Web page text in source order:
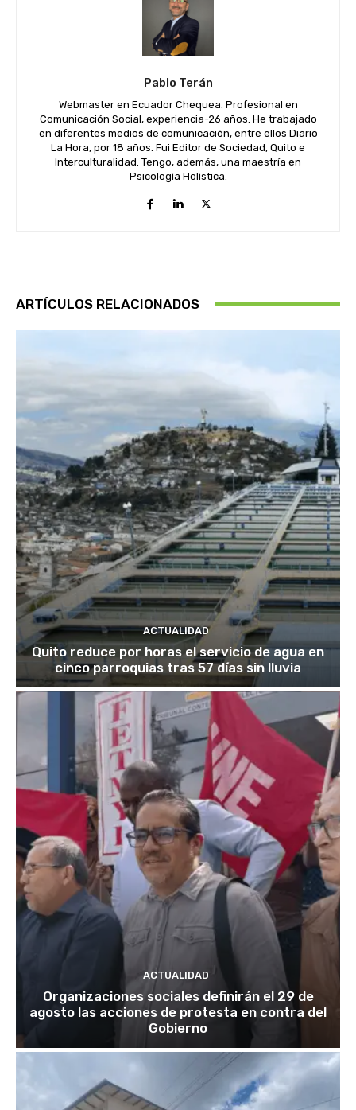
Pablo Terán
Webmaster en Ecuador Chequea. Profesional en
Comunicación Social, experiencia-26 años. He trabajado
en diferentes medios de comunicación, entre ellos Diario
La Hora, por 18 años. Fui Editor de Sociedad, Quito e
Interculturalidad. Tengo, además, una maestría en
Psicología Holística.
ARTÍCULOS RELACIONADOS
ACTUALIDAD
Quito reduce por horas el servicio de agua en
cinco parroquias tras 57 días sin lluvia
ACTUALIDAD
Organizaciones sociales definirán el 29 de
agosto las acciones de protesta en contra del
Gobierno